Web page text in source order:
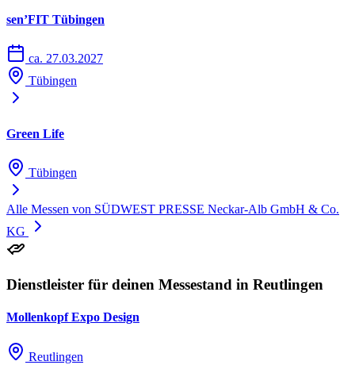
sen’FIT Tübingen
ca. 27.03.2027
Tübingen
Green Life
Tübingen
Alle Messen von SÜDWEST PRESSE Neckar-Alb GmbH & Co.
KG
Dienstleister für deinen Messestand in Reutlingen
Mollenkopf Expo Design
Reutlingen